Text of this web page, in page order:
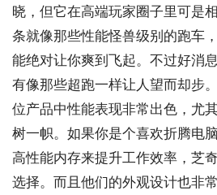
晓，但它在高端玩家圈子里可是
条就像那些性能怪兽级别的跑车
能绝对让你爽到飞起。不过好消
有像那些超跑一样让人望而却步
位产品中性能表现非常出色，尤
树一帜。如果你是个喜欢折腾电
高性能内存来提升工作效率，芝
选择。而且他们的外观设计也非